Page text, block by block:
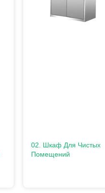
02. Шкаф Для Чистых
Помещений